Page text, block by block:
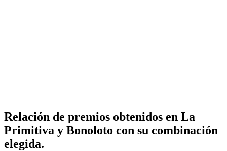
Relación de premios obtenidos en La
Primitiva y Bonoloto con su combinación
elegida.